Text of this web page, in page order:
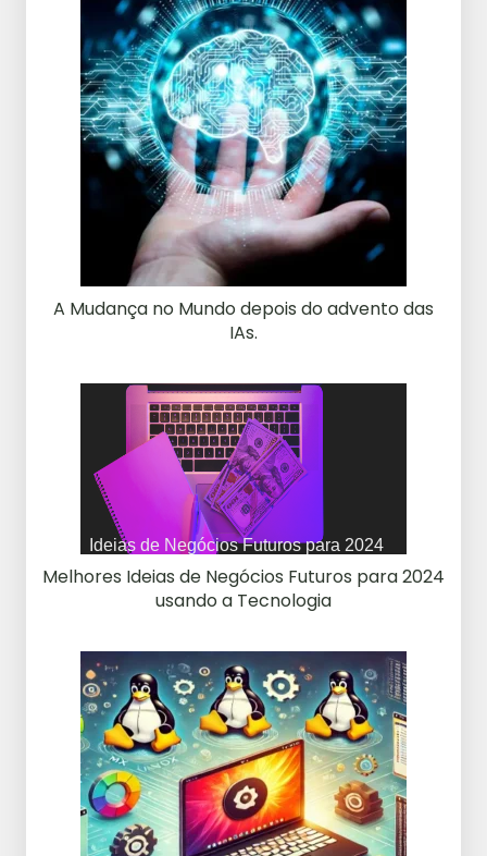
A Mudança no Mundo depois do advento das
IAs.
Melhores Ideias de Negócios Futuros para 2024
usando a Tecnologia